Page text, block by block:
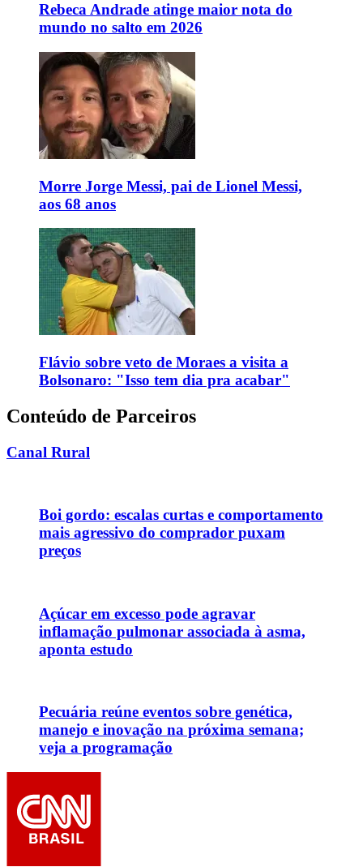
Rebeca Andrade atinge maior nota do
mundo no salto em 2026
Morre Jorge Messi, pai de Lionel Messi,
aos 68 anos
Flávio sobre veto de Moraes a visita a
Bolsonaro: "Isso tem dia pra acabar"
Conteúdo de Parceiros
Canal Rural
Boi gordo: escalas curtas e comportamento
mais agressivo do comprador puxam
preços
Açúcar em excesso pode agravar
inflamação pulmonar associada à asma,
aponta estudo
Pecuária reúne eventos sobre genética,
manejo e inovação na próxima semana;
veja a programação